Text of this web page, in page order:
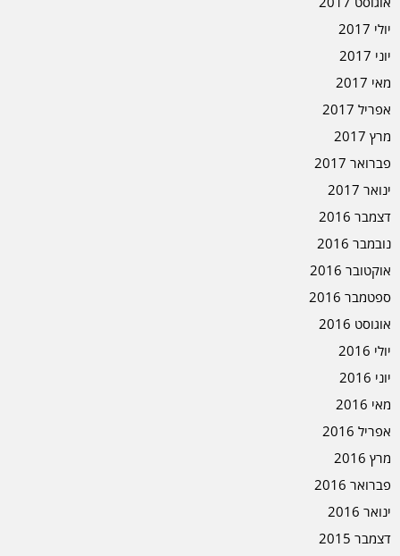
יולי 2017
יוני 2017
מאי 2017
אפריל 2017
מרץ 2017
פברואר 2017
ינואר 2017
דצמבר 2016
נובמבר 2016
אוקטובר 2016
ספטמבר 2016
אוגוסט 2016
יולי 2016
יוני 2016
מאי 2016
אפריל 2016
מרץ 2016
פברואר 2016
ינואר 2016
דצמבר 2015